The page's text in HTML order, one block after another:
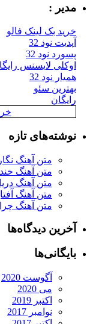
مدیر :
خرید بک لینک فالو
آپدیت نود 32
پسورد نود 32
اوکلی لایسنس رایگان
همیار نود 32
بهترین سئو
رایگان
نوشته‌های تازه
متن آهنگ
متن آهنگ
متن آهنگ
متن آهنگ
متن آهنگ
آخرین دیدگاه‌ها
بایگانی‌ها
آگوست 2020
می 2020
اکتبر 2019
نوامبر 2017